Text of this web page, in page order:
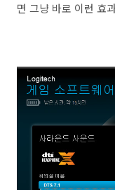
면 그냥 바로 이런 효